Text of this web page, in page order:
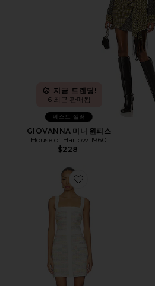
지금 트렌딩!
6 최근 판매됨
베스트 셀러
GIOVANNA 미니 원피스
House of Harlow 1960
$228
Favorite ARCHIE 원피스